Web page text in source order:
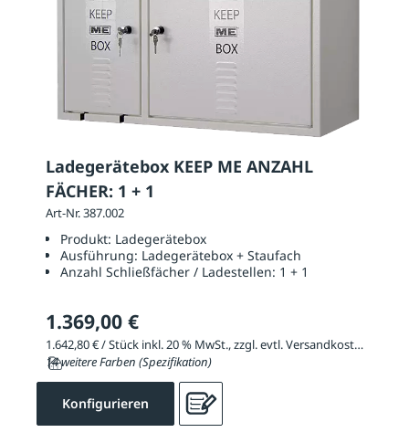
Ladegerätebox KEEP ME ANZAHL
FÄCHER: 1 + 1
Art-Nr. 387.002
Produkt: Ladegerätebox
Ausführung: Ladegerätebox + Staufach
Anzahl Schließfächer / Ladestellen: 1 + 1
1.369,00 €
1.642,80 € / Stück inkl. 20 % MwSt., zzgl. evtl. Versandkosten
14 weitere Farben (Spezifikation)
Konfigurieren